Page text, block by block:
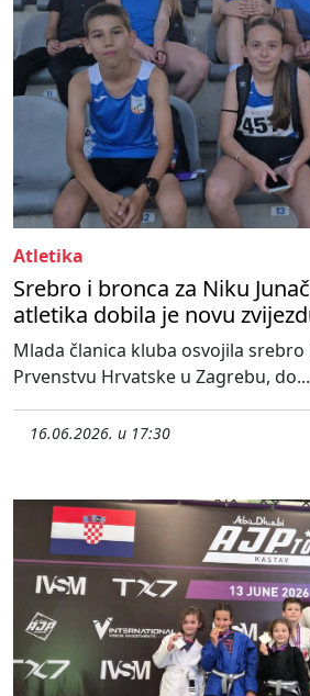
Atletika
Srebro i bronca za Niku
atletika dobila je novu
Mlada članica kluba osvojila
Prvenstvu Hrvatske u Zagrebu, do...
16.06.2026. u 17:30